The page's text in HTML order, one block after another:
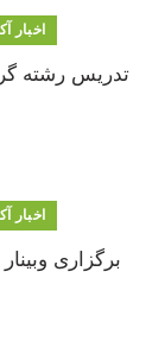
اخبار
تدریس رشته
اخبار
برگزاری